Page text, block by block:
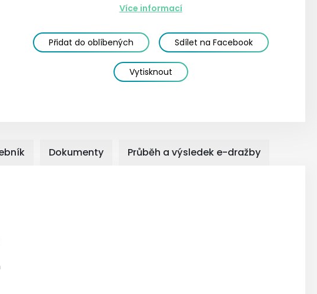
Více informací
Přidat do oblíbených Sdílet na Facebook
Vytisknout
Dokumenty Průběh a výsledek e-dražby